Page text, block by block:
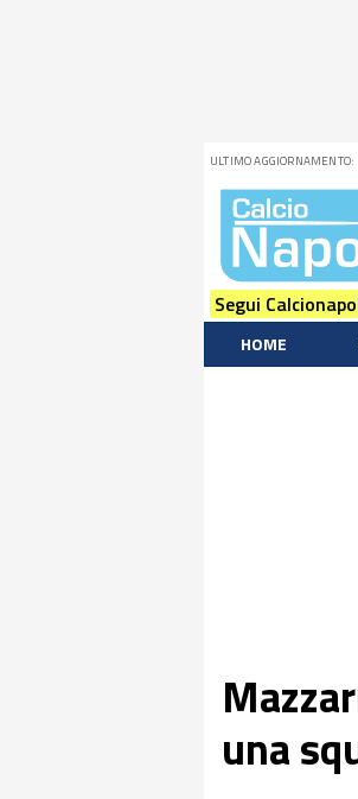
ULTIMO AGGIORNAMENTO:
Segui
HOME
una